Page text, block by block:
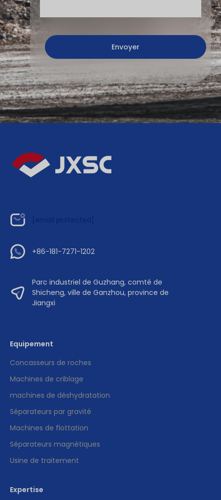
+86-181-7271-1202
Parc industriel de Guzhang, comté de
Shicheng, ville de Ganzhou, province de
Jiangxi
Equipement
Concasseurs de roches
Machines de criblage
machines de déshydratation
Séparateurs par gravité
Machines de flottation
Séparateurs magnétiques
Usine de traitement
Expertise